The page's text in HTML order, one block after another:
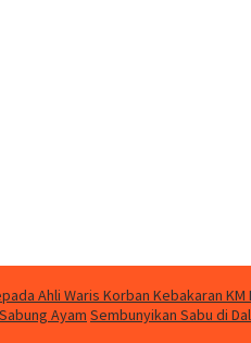
Ahli Waris Korban Kebakaran
Ayam Sembunyikan Sabu di